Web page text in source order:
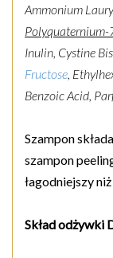
Ammonium
Polyquaternium-
Inulin, Cystine
Fructose ,
Benzoic Acid,
Szampon
szampon
łagodniejszy
Skład odżywki